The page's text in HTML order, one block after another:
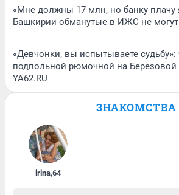
«Мне должны 17 млн, но банку плачу
Башкирии обманутые в ИЖС не
«Девчонки, вы испытываете судьбу»:
подпольной рюмочной на
YA62.RU
ЗНАКОМСТВА
irina,64